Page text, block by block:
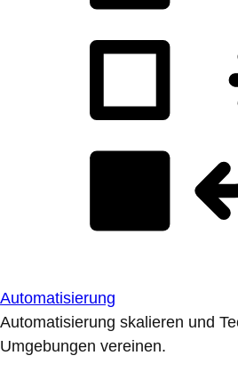
Automatisierung
Automatisierung skalieren und
Umgebungen vereinen.